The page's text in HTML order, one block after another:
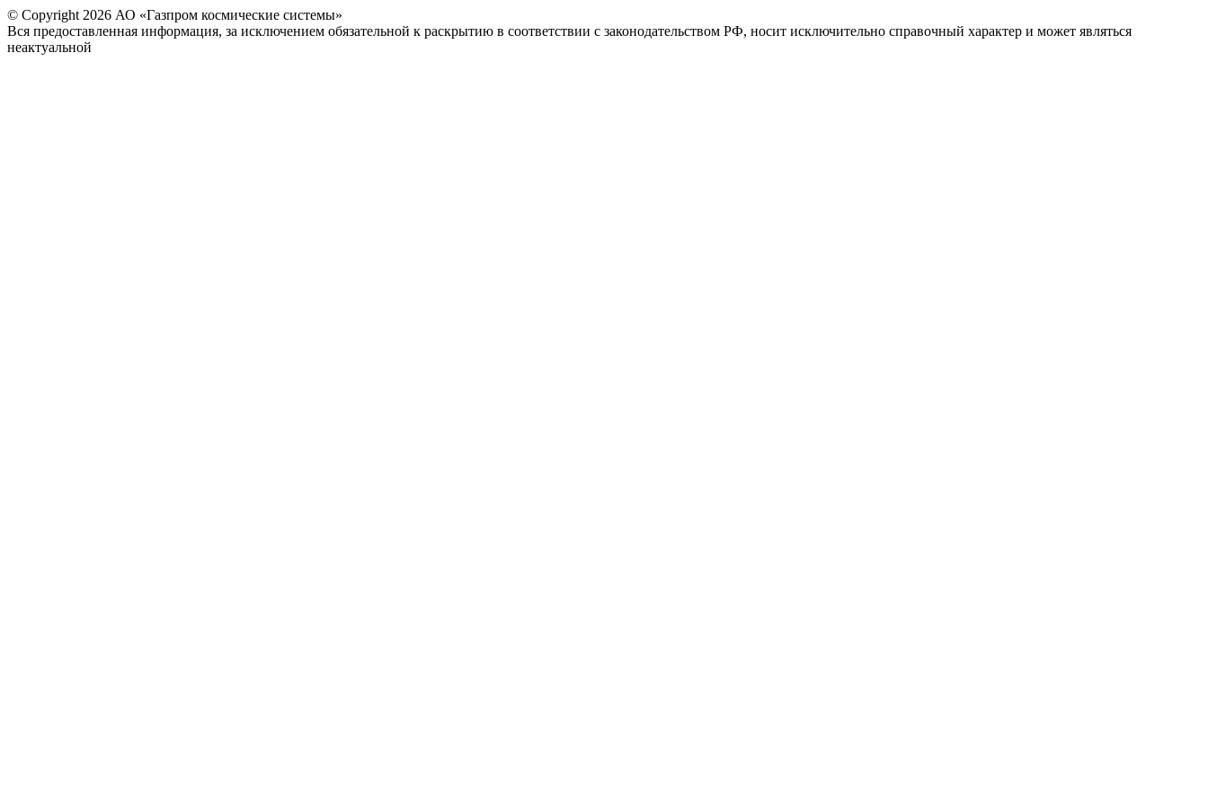
© Copyright 2026 АО «Газпром космические системы»
Вся предоставленная информация, за исключением обязательной к раскрытию в соответствии с законодательством РФ, носит исключительно справочный характер и может являться
неактуальной